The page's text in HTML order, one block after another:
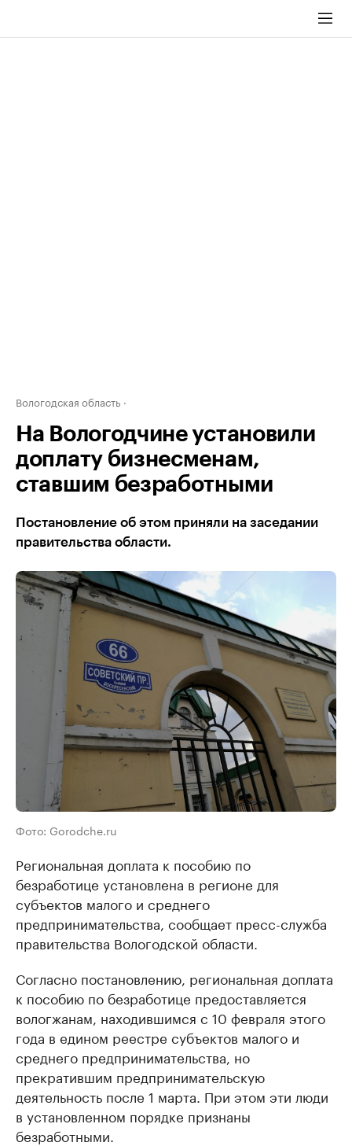
Вологодская область
На Вологодчине установили
доплату бизнесменам,
ставшим безработными
Постановление об этом приняли на заседании
правительства области.
Фото: Gorodche.ru
Региональная доплата к пособию по
безработице установлена в регионе для
субъектов малого и среднего
предпринимательства, сообщает пресс-служба
правительства Вологодской области.
Согласно постановлению, региональная доплата
к пособию по безработице предоставляется
вологжанам, находившимся с 10 февраля этого
года в едином реестре субъектов малого и
среднего предпринимательства, но
прекратившим предпринимательскую
деятельность после 1 марта. При этом эти люди
в установленном порядке признаны
безработными.